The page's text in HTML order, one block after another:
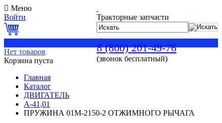
Тракторные запчасти
8 (800) 201-49-76
(звонок бесплатный)
Меню
Войти
Нет товаров
Корзина пуста
Главная
Каталог
ДВИГАТЕЛЬ
А-41,01
ПРУЖИНА 01М-2150-2 ОТЖИМНОГО РЫЧАГА